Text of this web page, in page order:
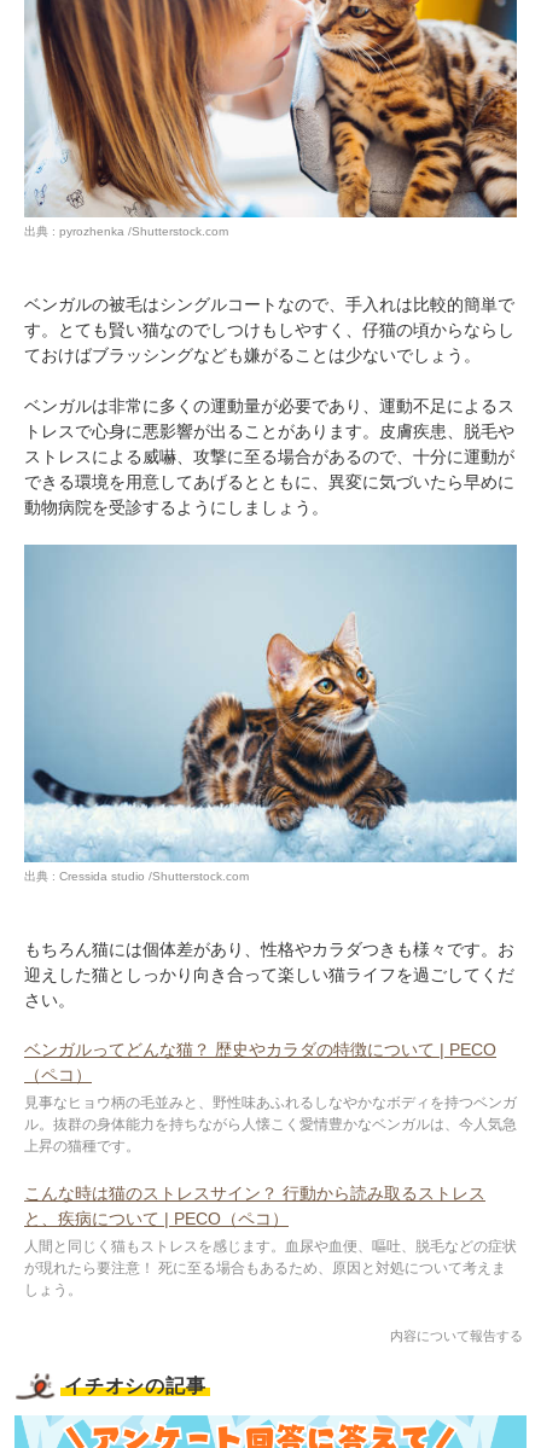
出典 : pyrozhenka /Shutterstock.com
ベンガルの被毛はシングルコートなので、手入れは比較的簡単で
す。とても賢い猫なのでしつけもしやすく、仔猫の頃からならし
ておけばブラッシングなども嫌がることは少ないでしょう。
ベンガルは非常に多くの運動量が必要であり、運動不足によるス
トレスで心身に悪影響が出ることがあります。皮膚疾患、脱毛や
ストレスによる威嚇、攻撃に至る場合があるので、十分に運動が
できる環境を用意してあげるとともに、異変に気づいたら早めに
動物病院を受診するようにしましょう。
出典 : Cressida studio /Shutterstock.com
もちろん猫には個体差があり、性格やカラダつきも様々です。お
迎えした猫としっかり向き合って楽しい猫ライフを過ごしてくだ
さい。
ベンガルってどんな猫？ 歴史やカラダの特徴について | PECO
（ペコ）
見事なヒョウ柄の毛並みと、野性味あふれるしなやかなボディを持つベンガ
ル。抜群の身体能力を持ちながら人懐こく愛情豊かなベンガルは、今人気急
上昇の猫種です。
こんな時は猫のストレスサイン？ 行動から読み取るストレス
と、疾病について | PECO（ペコ）
人間と同じく猫もストレスを感じます。血尿や血便、嘔吐、脱毛などの症状
が現れたら要注意！ 死に至る場合もあるため、原因と対処について考えま
しょう。
内容について報告する
イチオシの記事
閉じる
pecodogs
いぬ部をフォロー
pecocats
アプリをダウンロードする